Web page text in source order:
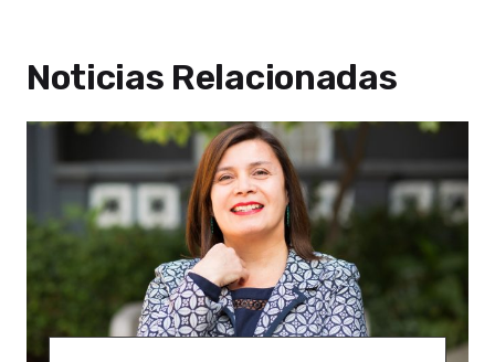
Noticias Relacionadas